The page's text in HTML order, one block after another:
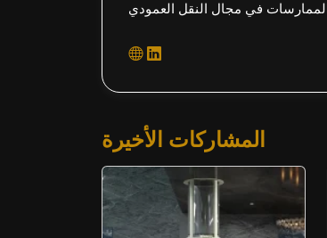
المشاركات الأخيرة